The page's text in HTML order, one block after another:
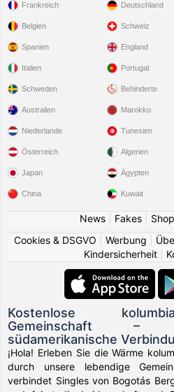
Frankreich
Belgien
Spanien
Italien
Schweden
Deutschland
Schweiz
England
Portugal
Behinderte
Australien
Niederlande
Österreich
Japan
China
Marokko
Tunesien
Algerien
Ägypten
Kuwait
News| Fakes| Shop
Cookies & DSGVO
Werbung
Kindersicherheit
Kostenlose
Gemeinschaft –
südamerikanische
¡Hola! Erleben Sie die Wärme
durch unsere lebendige
verbindet Singles von Bogotás